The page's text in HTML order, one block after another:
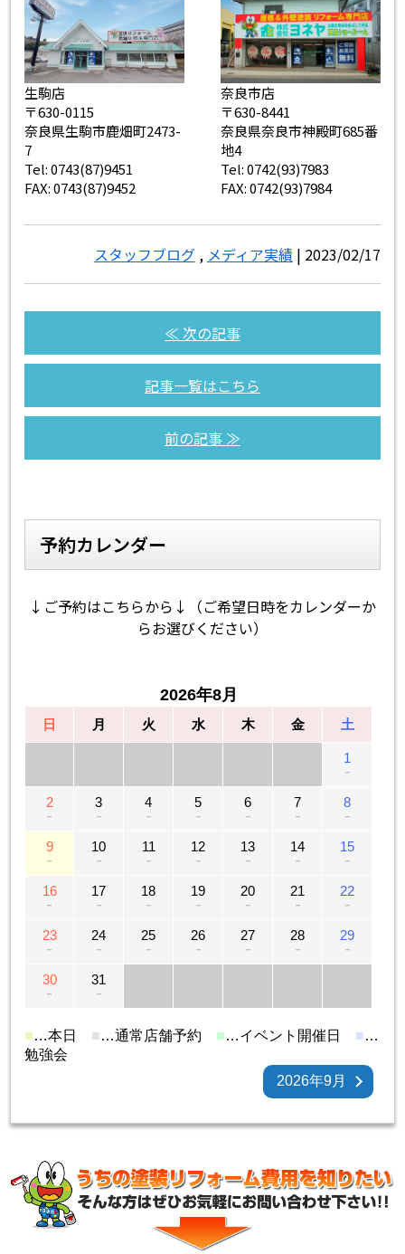
生駒店
〒630-0115
奈良県生駒市鹿畑町2473-
7
Tel: 0743(87)9451
FAX: 0743(87)9452
奈良市店
〒630-8441
奈良県奈良市神殿町685番
地4
Tel: 0742(93)7983
FAX: 0742(93)7984
スタッフブログ, メディア実績| 2023/02/17
≪ 次の記事
記事一覧はこちら
前の記事 ≫
予約カレンダー
↓ご予約はこちらから↓（ご希望日時をカレンダーか
らお選びください）
2026年8月
日 月 火 水 木 金 土
1
－
2
－
3
－
4
－
5
－
6
－
7
－
8
－
9
－
10
－
11
－
12
－
13
－
14
－
15
－
16
－
17
－
18
－
19
－
20
－
21
－
22
－
23
－
24
－
25
－
26
－
27
－
28
－
29
－
30
－
31
－
■…本日 ■ …通常店舗予約 ■…イベント開催日 ■…
勉強会
2026年9月